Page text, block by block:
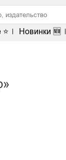
Новинки 🆕